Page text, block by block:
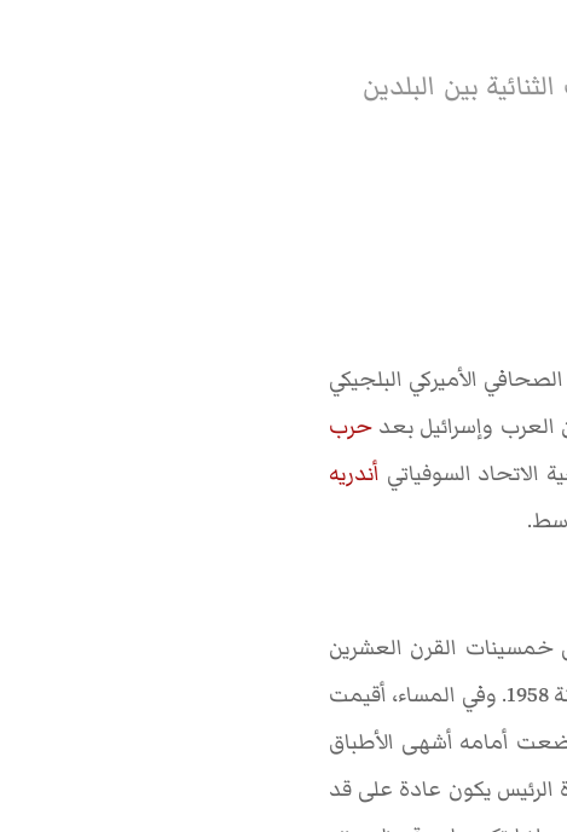
بين البلدين
الصحافي الأميركي البلجيكي
العرب وإسرائيل بعد حرب
الاتحاد السوفياتي أندريه
خمسينات القرن العشرين
أمامه أشهى الأطباق
الرئيس يكون عادة على قد